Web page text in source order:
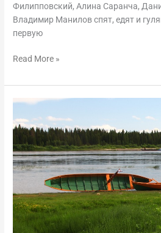
Филипповский, Алина Саранча,
Владимир Манилов спят, едят и
первую
Read More »
По
реке
Мезень
на
парусно-
гребных
карбасах.
Первая
часть.
2019